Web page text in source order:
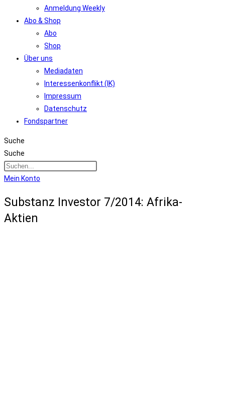
Anmeldung Weekly
Abo & Shop
Abo
Shop
Über uns
Mediadaten
Interessenkonflikt (IK)
Impressum
Datenschutz
Fondspartner
Suche
Suche
Mein Konto
Substanz Investor 7/2014: Afrika-
Aktien